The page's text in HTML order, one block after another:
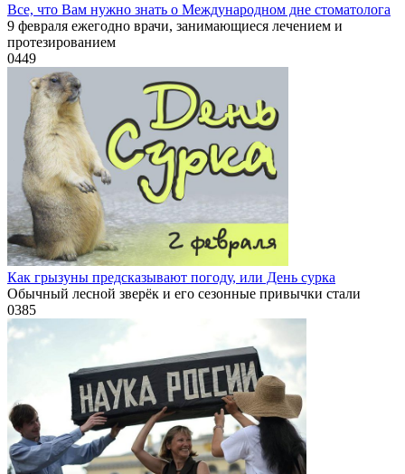
Все, что Вам нужно знать о Международном дне стоматолога
9 февраля ежегодно врачи, занимающиеся лечением и
протезированием
0449
Как грызуны предсказывают погоду, или День сурка
Обычный лесной зверёк и его сезонные привычки стали
0385